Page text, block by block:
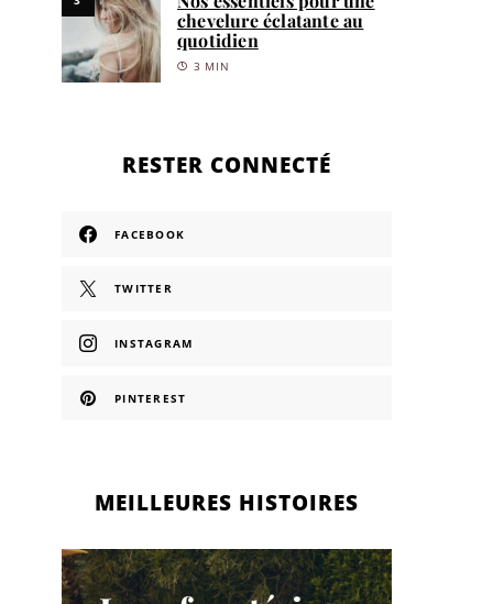
chevelure éclatante au
quotidien
3 MIN
RESTER CONNECTÉ
FACEBOOK
TWITTER
INSTAGRAM
PINTEREST
MEILLEURES HISTOIRES